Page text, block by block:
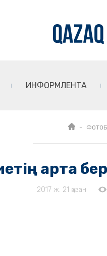
ИНФОРМЛЕНТА
арта
2017 ж. 21 қазан